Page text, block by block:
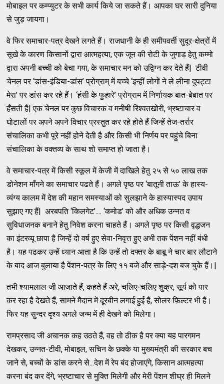
मोबाइल पर कम्प्युटर के सभी कार्य किये जा सकते हैं। आपका घर सारी दुनिया
से जुड़ जायगा।
वे फिर समाचार-पत्र देखने लगते हैं। राजधानी के ही समीपवर्ती सुदूर-क्षेत्रों में
सूखे के कारण किसानों द्वारा आत्महत्या, एक जून की रोटी के जुगाड हेतु कम्मो
द्वारा अपनी बच्ची को बेचा गया, के समाचार मन को उद्विग्न कर देते हैं| टीवी
चेनल पर ‘डांस-इंडिया-डांस’ प्रोग्राम् में बच्चे ‘इन्हीं लोगों ने ले लीना दुपट्टा
मेरा’ पर डांस कर रहे हैं। ‘हंसी के फुहारे’ प्रोग्राम में निर्णायक बात-बेबात पर
हँसती है| एक चेनल पर कुछ विचारक व मनीषी रिश्वतखोरी, भ्रष्टाचार व
घोटालों पर अपने अपने विचार प्रस्तुत कर रहे होते हैं जिन्हें तेज-तर्रार
संचालिका कभी पूरे नहीं होने देती है और किसी भी निर्णय पर पहुंचे बिना
संचालिका के वक्तव्य के साथ शो समाप्त हो जाता है।
वे समाचार-पत्र में किसी स्कूल में केजी में दाखिले हेतु २५ से ५० लाख तक
डोनेशन माँगने का समाचार पढते हैं। अगले पृष्ठ पर ‘बातूनी ताऊ’ के हास्य-
व्यंग्य कालम में देश की महान समस्याओं को सुलझाने के हास्यास्पद उपाय
सुझाए गए हैं| अरबपति ‘किलगेट’.... ‘कमोड’ को और अधिक उन्नत व
सुविधाजनक बनाने हेतु निवेश करना चाहते हैं। अगले पृष्ठ पर किसी वृद्धजन
का इंटरव्यू छापा है जिन्हें दो वर्ष हुए सेवा-निवृत्त हुए अभी तक पेंशन नहीं बंधी
है। यह पढकर उन्हें ध्यान आता है कि उन्हें तो दफ्तर के बाबू ने चार बार लौटाने
के बाद आज बुलाया है पेंशन-पत्र के लिए ११ बजे और साड़े-दश बज चुके हैं।|
तभी श्यामलाल जी आजाते हैं, कहते हैं अरे, चलिए-चलिए शुक्र, सूर्य को पार
कर रहा है देखते हैं, सामने मैदान में दूरबीन लगाई हुई है, सोलर फ़िल्टर भी है।
फिर यह सुन्दर दृश्य अगले जन्म में ही देखने को मिलेगा।
रामप्रसाद जी अचानक कह उठते हैं, वह तो ठीक है पर क्या यह पारगमन
देखकर, उन्नत-टीवी, मोबाइल, सचिन के छक्के या मुख्यमंत्री की सरकार बच
जाने से, बच्चों के डांस करने से...देश में रेप बंद होजाएंगे, किसान आत्महत्या
करना बंद कर देंगे, भ्रष्टाचार से मुक्ति मिलेगी और मेरी पेंशन शीघ्र ही मिलने